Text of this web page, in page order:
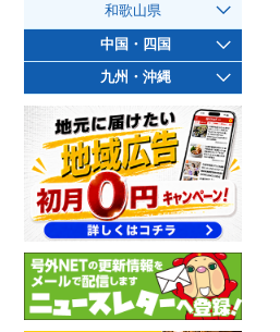
和歌山県
中国・四国
九州・沖縄